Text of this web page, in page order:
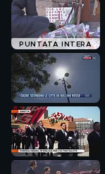
PUNTATA INTERA